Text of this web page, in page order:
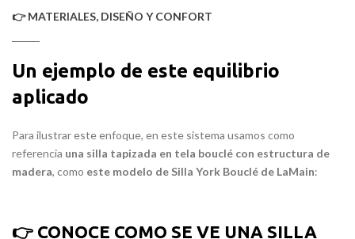
👉 MATERIALES, DISEÑO Y CONFORT
Un ejemplo de este equilibrio
aplicado
Para ilustrar este enfoque, en este sistema usamos como
referencia una silla tapizada en tela bouclé con estructura de
madera, como este modelo de Silla York Bouclé de LaMain:
👉 CONOCE COMO SE VE UNA SILLA